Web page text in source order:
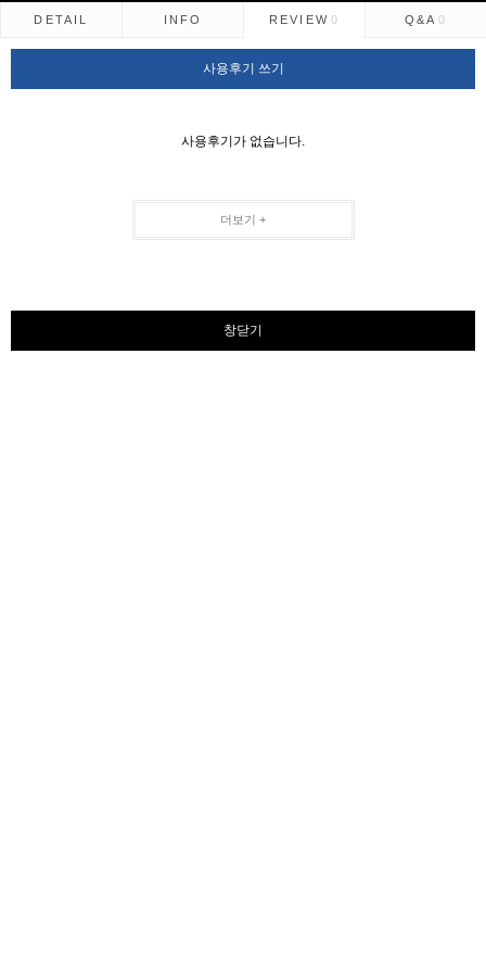
DETAIL INFO REVIEW 0 Q&A 0
사용후기 쓰기
사용후기가 없습니다.
더보기 +
창닫기